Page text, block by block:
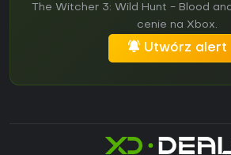
The Witcher 3: Wild Hunt - Blood
cenie na Xbox.
Utwórz alert